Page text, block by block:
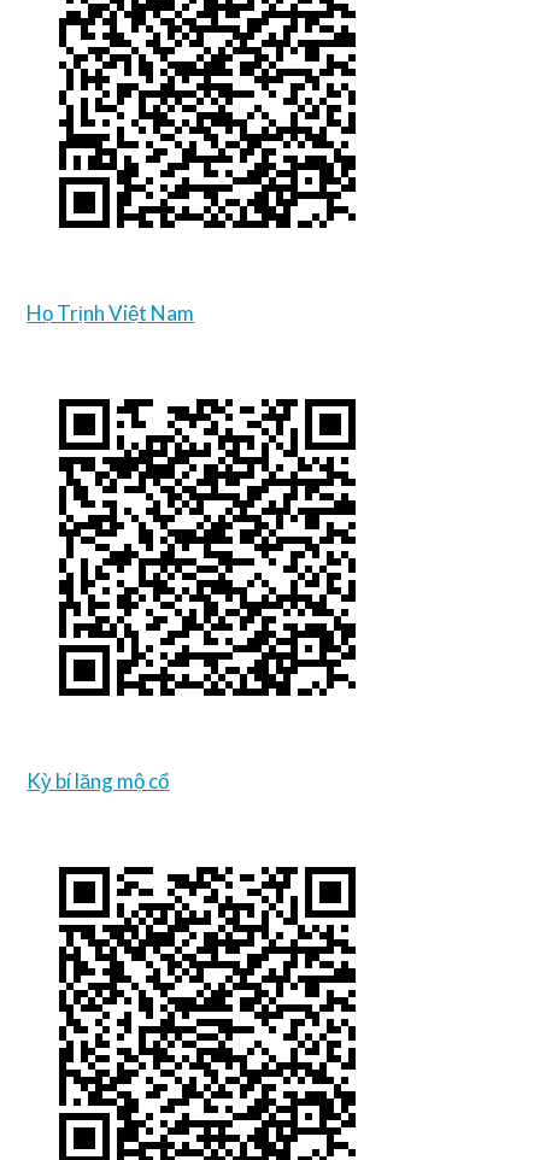
Họ Trịnh Việt Nam
Kỳ bí lăng mộ cổ